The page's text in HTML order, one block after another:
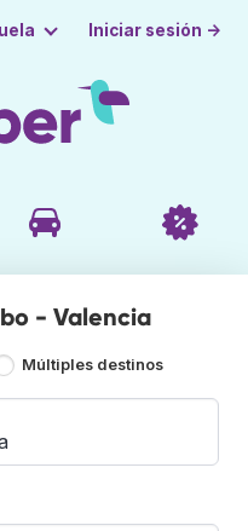
Iniciar sesión →
- Valencia
Múltiples destinos